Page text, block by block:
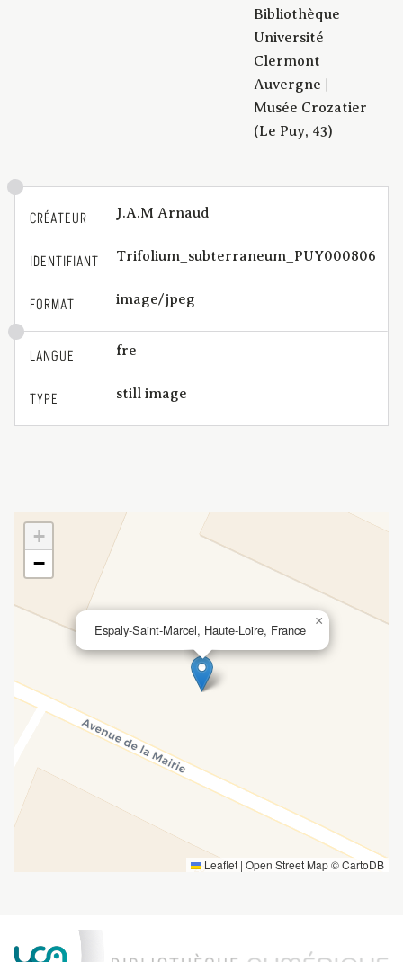
Bibliothèque
Université
Clermont
Auvergne |
Musée Crozatier
(Le Puy, 43)
CRÉATEUR J.A.M Arnaud
IDENTIFIANT Trifolium_subterraneum_PUY000806
FORMAT image/jpeg
LANGUE fre
TYPE still image
Espaly-Saint-Marcel, Haute-Loire, France
×
+
−
Leaflet | Open Street Map ©CartoDB